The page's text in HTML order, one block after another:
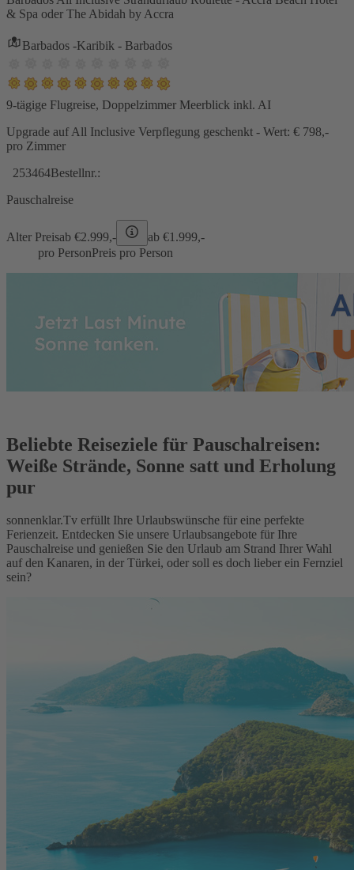
& Spa oder The Abidah by Accra
Barbados -Karibik - Barbados
9-tägige Flugreise, Doppelzimmer Meerblick inkl. AI
Upgrade auf All Inclusive Verpflegung geschenkt - Wert: € 798,-
pro Zimmer
253464Bestellnr.:
Pauschalreise
Alter Preisab €2.999,- ab €1.999,-
pro PersonPreis pro Person
Beliebte Reiseziele für Pauschalreisen:
Weiße Strände, Sonne satt und Erholung
pur
sonnenklar.Tv erfüllt Ihre Urlaubswünsche für eine perfekte
Ferienzeit. Entdecken Sie unsere Urlaubsangebote für Ihre
Pauschalreise und genießen Sie den Urlaub am Strand Ihrer Wahl
auf den Kanaren, in der Türkei, oder soll es doch lieber ein Fernziel
sein?